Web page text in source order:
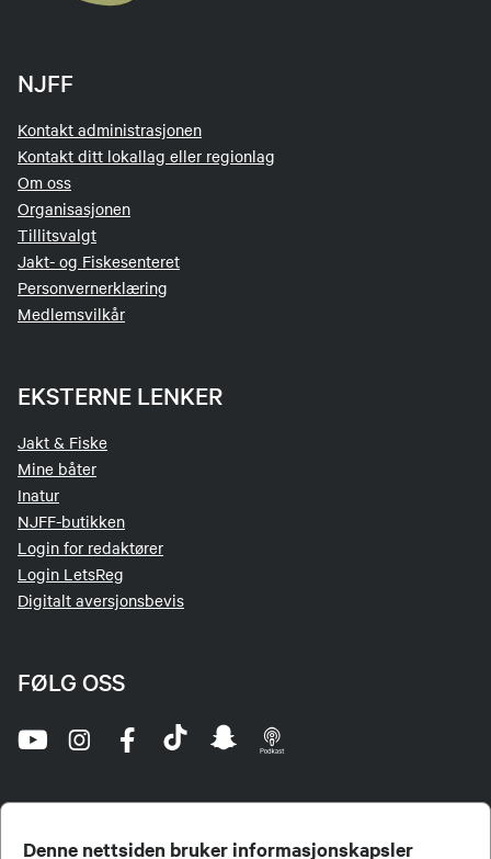
Denne nettsiden bruker informasjonskapsler
NJFF
Kontakt administrasjonen
Kontakt ditt lokallag eller regionlag
Om oss
Organisasjonen
Tillitsvalgt
Jakt- og Fiskesenteret
Personvernerklæring
Medlemsvilkår
EKSTERNE LENKER
Jakt & Fiske
Mine båter
Inatur
NJFF-butikken
Login for redaktører
Login LetsReg
Digitalt aversjonsbevis
FØLG OSS